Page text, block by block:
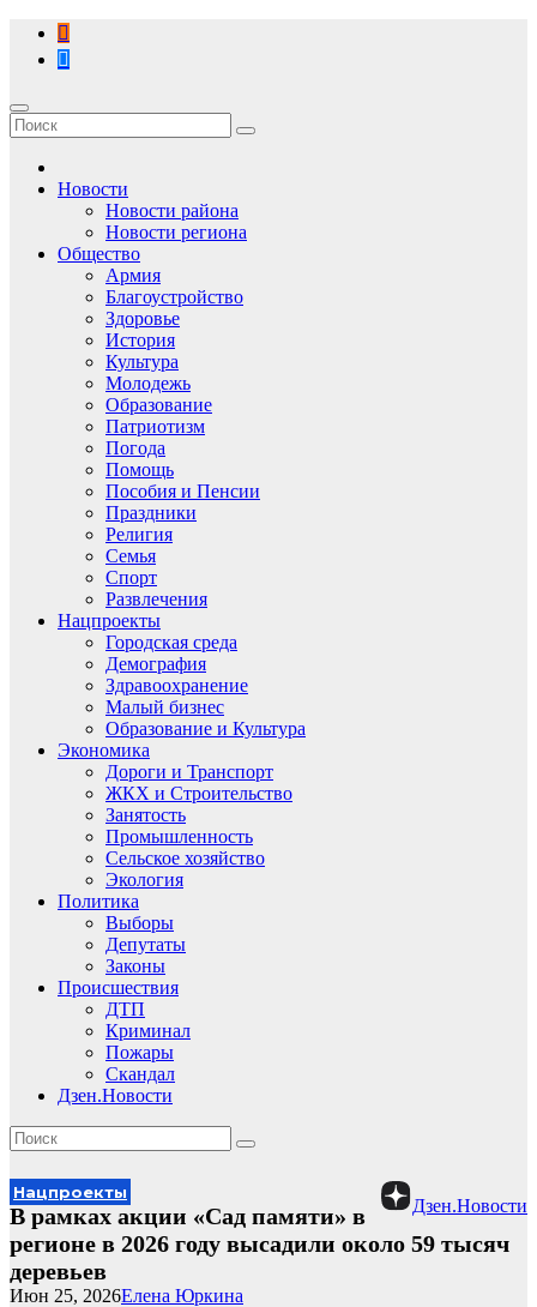
Перейти
содержимому
Новости
Новости района
Новости региона
Общество
Армия
Благоустройство
Здоровье
История
Культура
Молодежь
Образование
Патриотизм
Погода
Помощь
Пособия и Пенсии
Праздники
Религия
Семья
Спорт
Развлечения
Нацпроекты
Городская среда
Демография
Здравоохранение
Малый бизнес
Образование и Культура
Экономика
Дороги и Транспорт
ЖКХ и Строительство
Занятость
Промышленность
Сельское хозяйство
Экология
Политика
Выборы
Депутаты
Законы
Происшествия
ДТП
Криминал
Пожары
Скандал
Дзен.Новости
Дзен.Новости
Нацпроекты
В рамках акции «Сад памяти» в
регионе в 2026 году высадили около 59 тысяч
деревьев
Елена Юркина
Июн 25, 2026